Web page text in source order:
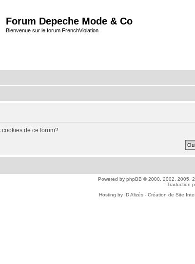
Forum Depeche Mode & Co
Bienvenue sur le forum FrenchViolation
cookies de ce forum?
Powered by phpBB © 2000, 2002, 2005,
Traduction
Hosting by ID Alizés - Création de Site